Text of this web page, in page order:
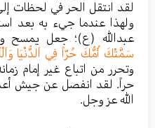
لقد انتقل الحر في لحظات
ولهذا عندما جيء به بعد
عبدالله (ع)؛ جعل يمسح
سَمَّتْكَ أُمُّكَ حُرّاً فِي اَلدُّنْيَا
وتحرر من اتباع غير إمام
حراً. لقد انفصل عن جيش
الله عز وجل.